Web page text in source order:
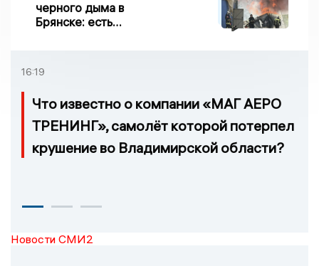
черного дыма в
Брянске: есть
16:19
Что известно о компании «МАГ АЕРО
ТРЕНИНГ», самолёт которой потерпел
крушение во Владимирской области?
Новости СМИ2